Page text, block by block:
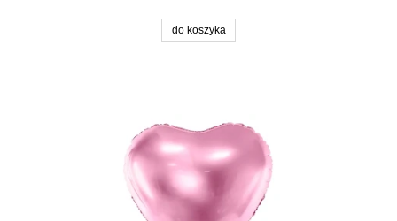
do koszyka